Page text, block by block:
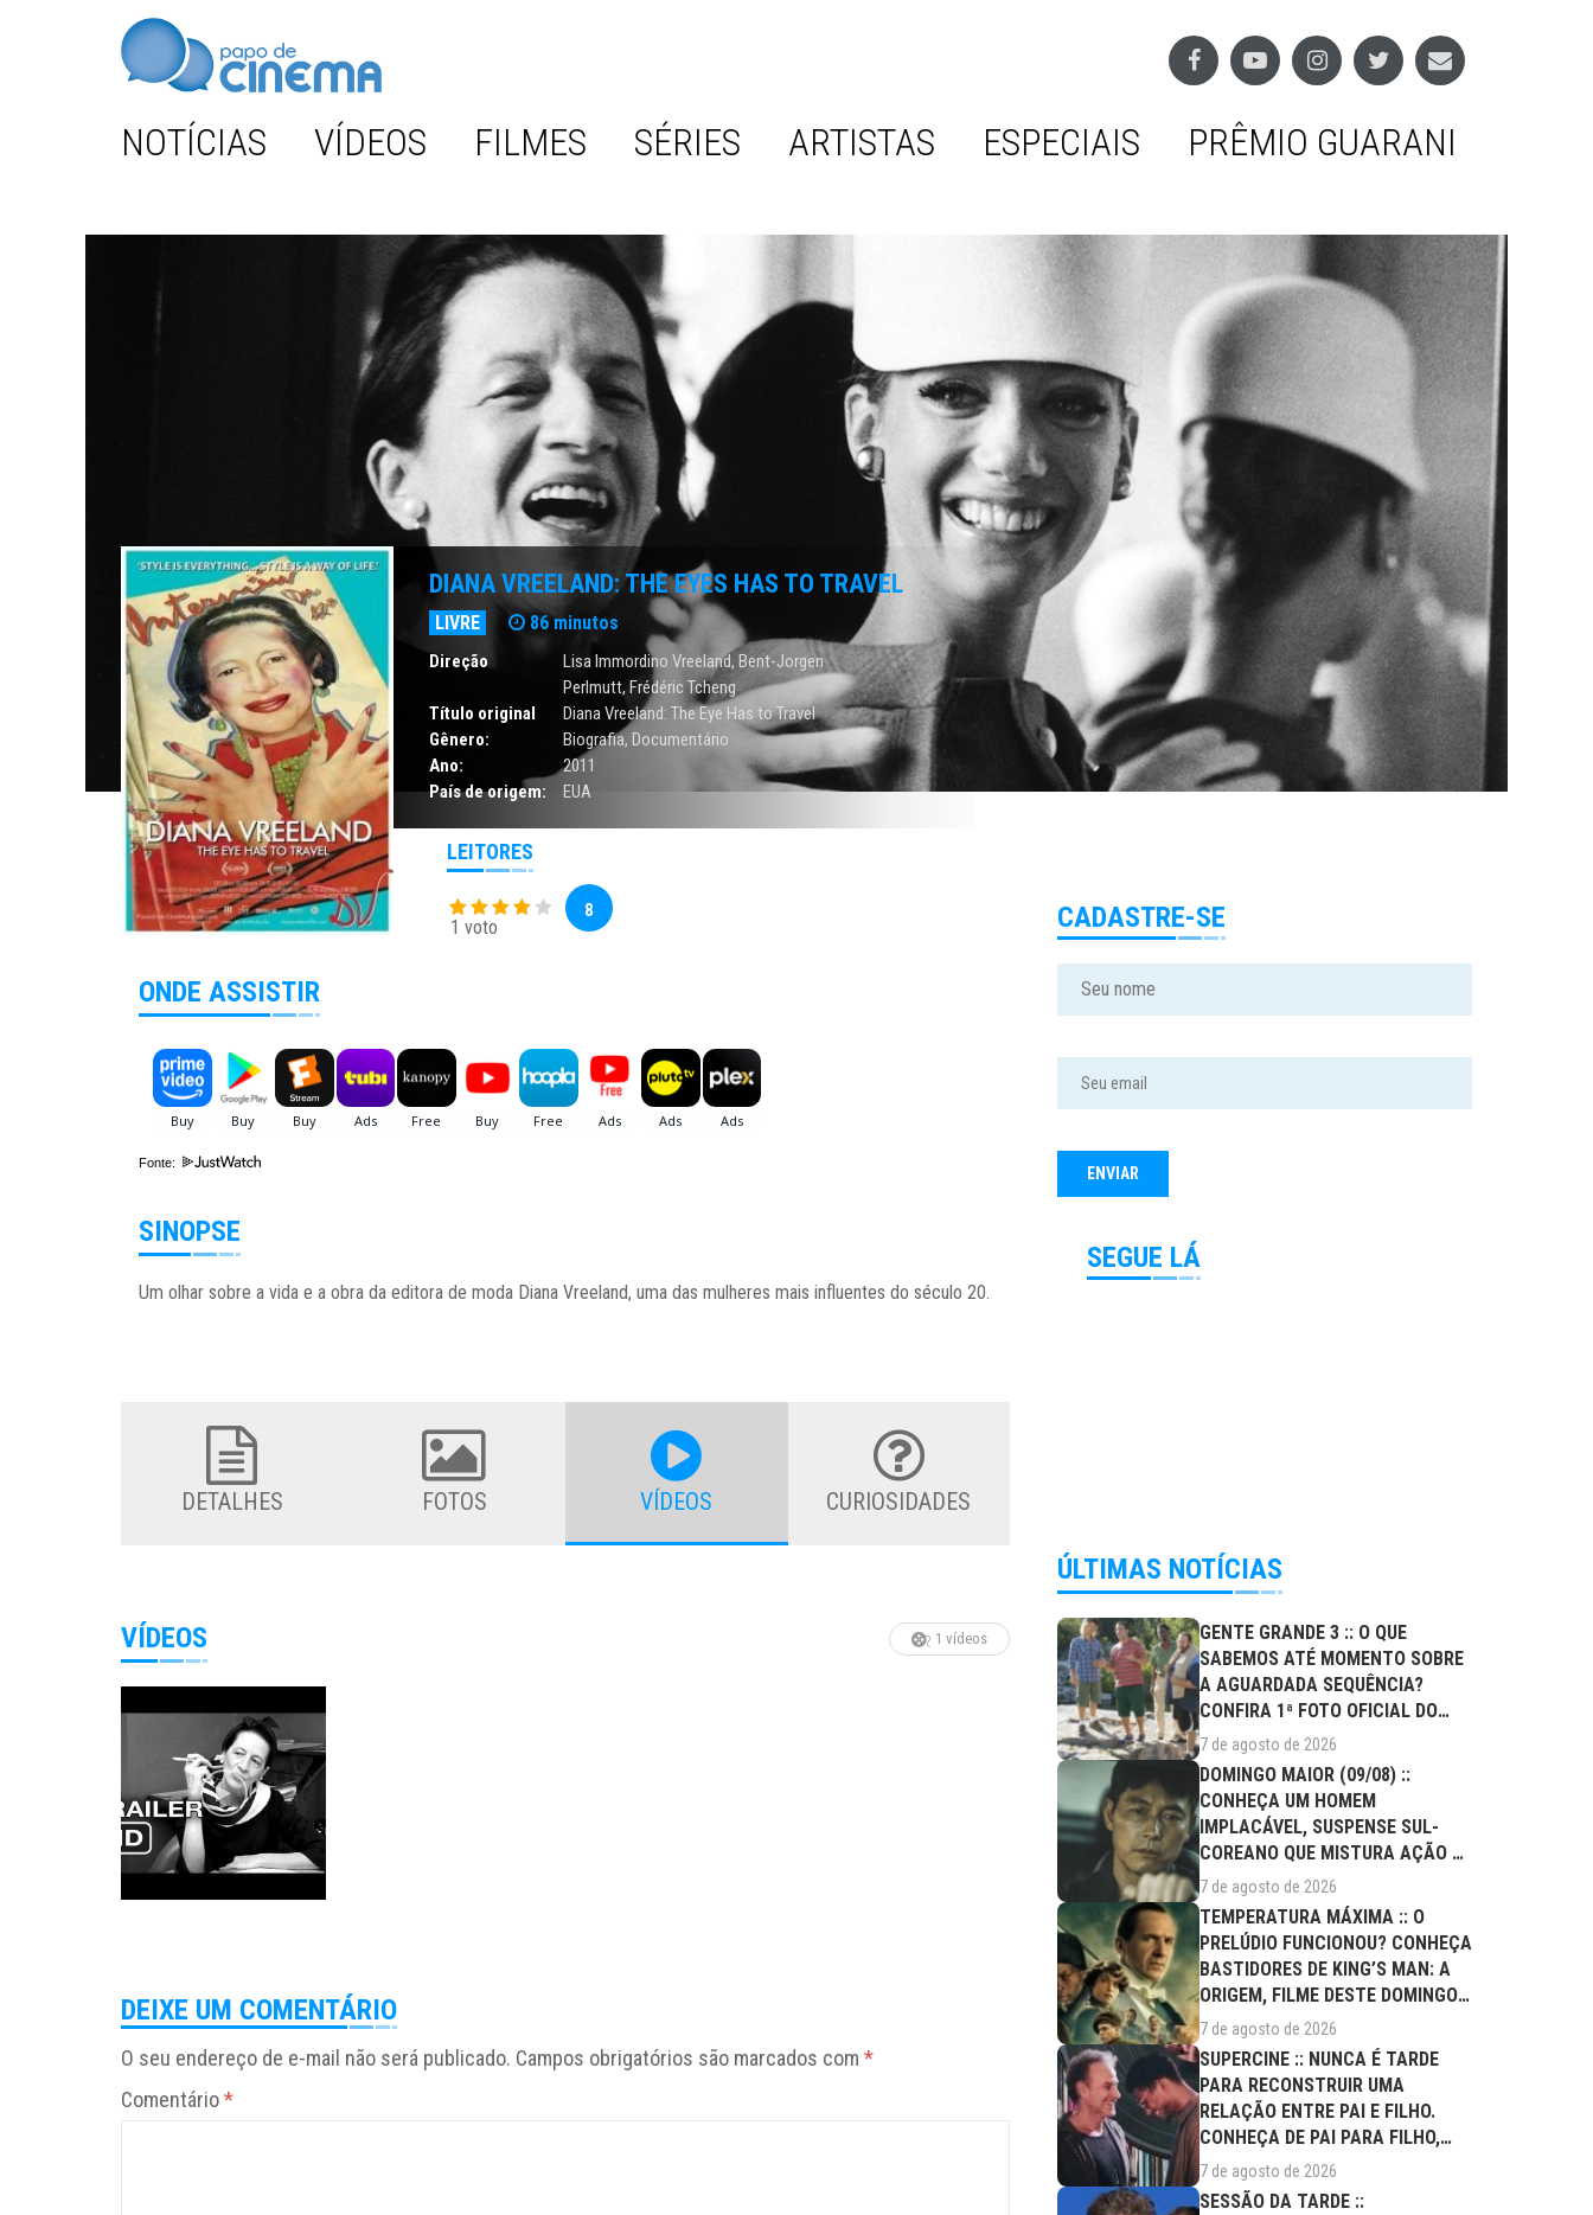
NOTÍCIAS VÍDEOS FILMES SÉRIES ARTISTAS ESPECIAIS PRÊMIO GUARANI
DIANA VREELAND: THE EYES HAS TO TRAVEL
LIVRE 86 minutos
Direção
Lisa Immordino Vreeland, Bent-Jorgen
Perlmutt, Frédéric Tcheng
Título original
Diana Vreeland: The Eye Has to Travel
Gênero:
Biografia, Documentário
Ano:
2011
País de origem:
EUA
LEITORES
1 voto
8
ONDE ASSISTIR
Fonte:
SINOPSE
Um olhar sobre a vida e a obra da editora de moda Diana Vreeland, uma das mulheres mais influentes do século 20.
DETALHES FOTOS VÍDEOS CURIOSIDADES
VÍDEOS 1 vídeos
DEIXE UM COMENTÁRIO
O seu endereço de e-mail não será publicado. Campos obrigatórios são marcados com *
Comentário*
CADASTRE-SE
SEGUE LÁ
ÚLTIMAS NOTÍCIAS
GENTE GRANDE 3 :: O QUE
SABEMOS ATÉ MOMENTO SOBRE
A AGUARDADA SEQUÊNCIA?
CONFIRA 1ª FOTO OFICIAL DO
ELENCO!
7 de agosto de 2026
DOMINGO MAIOR (09/08) ::
CONHEÇA UM HOMEM
IMPLACÁVEL, SUSPENSE SUL-
COREANO QUE MISTURA AÇÃO E
DRAMA FAMILIAR
7 de agosto de 2026
TEMPERATURA MÁXIMA :: O
PRELÚDIO FUNCIONOU? CONHEÇA
BASTIDORES DE KING’S MAN: A
ORIGEM, FILME DESTE DOMINGO
(09/08)
7 de agosto de 2026
SUPERCINE :: NUNCA É TARDE
PARA RECONSTRUIR UMA
RELAÇÃO ENTRE PAI E FILHO.
CONHEÇA DE PAI PARA FILHO,
FILME DESTE...
7 de agosto de 2026
SESSÃO DA TARDE ::